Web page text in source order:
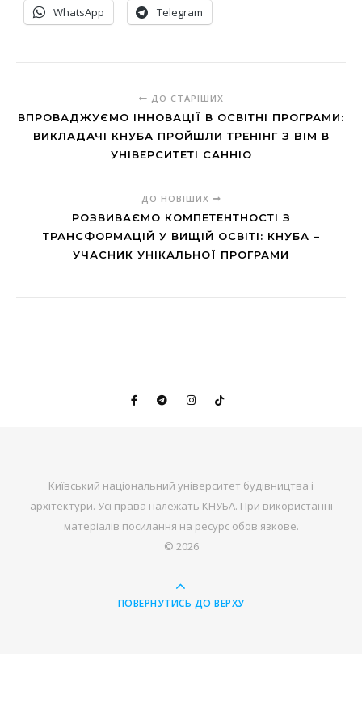
WhatsApp Telegram
ДО СТАРІШИХ
ВПРОВАДЖУЄМО ІННОВАЦІЇ В ОСВІТНІ ПРОГРАМИ:
ВИКЛАДАЧІ КНУБА ПРОЙШЛИ ТРЕНІНГ З BIM В
УНІВЕРСИТЕТІ САННІО
ДО НОВІШИХ
РОЗВИВАЄМО КОМПЕТЕНТНОСТІ З
ТРАНСФОРМАЦІЙ У ВИЩІЙ ОСВІТІ: КНУБА –
УЧАСНИК УНІКАЛЬНОЇ ПРОГРАМИ
Київський національний університет будівництва і
архітектури. Усі права належать КНУБА. При використанні
матеріалів посилання на ресурс обов'язкове.
© 2026
ПОВЕРНУТИСЬ ДО ВЕРХУ